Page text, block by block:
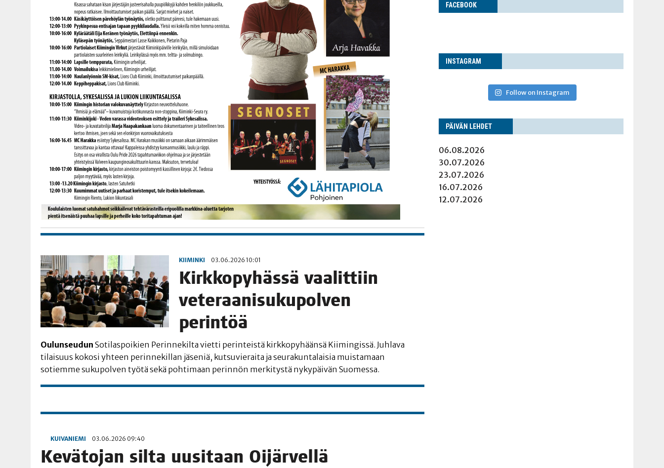
KIIMINKI 03.06.2026 10:01
Kirk­ko­py­häs­sä vaa­lit­tiin
vete­raa­ni­su­ku­pol­ven
perintöä
Oulun­seu­dun Soti­las­poi­kien Perin­ne­kil­ta viet­ti perin­teis­tä kirk­ko­py­hään­sä Kii­min­gis­sä. Juh­la­va
tilai­suus koko­si yhteen perin­ne­kil­lan jäse­niä, kut­su­vie­rai­ta ja seu­ra­kun­ta­lai­sia muis­ta­maan
sotiem­me suku­pol­ven työ­tä sekä poh­ti­maan perin­nön mer­ki­tys­tä nyky­päi­vän Suomessa.
KUIVANIEMI 03.06.2026 09:40
Kevä­to­jan sil­ta uusi­taan Oijärvellä
FACE­BOOK
INS­TA­GRAM
Follow on Instagram
PÄI­VÄN LEHDET
06.08.2026
30.07.2026
23.07.2026
16.07.2026
12.07.2026